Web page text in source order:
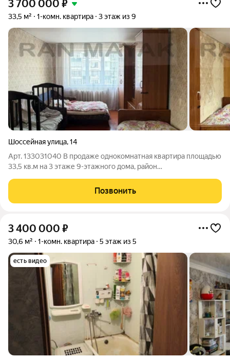
3 700 000 ₽
33,5 м² 1-комн. квартира 3 этаж из 9
Шоссейная улица,14
Арт. 133031040 В продаже однокомнатная квартира площадью
33,5 кв.м на 3 этаже 9-этажного дома, район
проживания. Во дворе благоустроенная территория для
отдыха и прогулок. В шаговой
Позвонить
3 400 000 ₽
30,6 м² 1-комн. квартира 5 этаж из 5
есть видео